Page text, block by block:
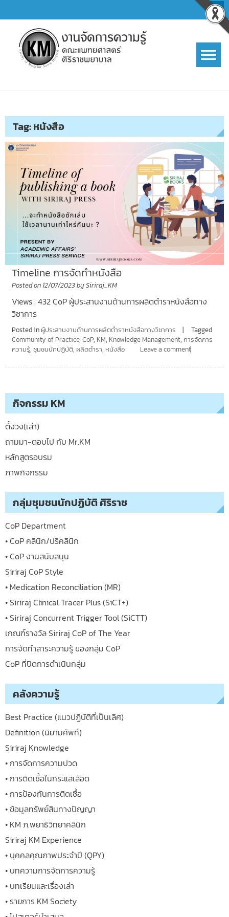
to
content
Tag:หนังสือ
Timeline การจัดทำหนังสือ
Posted on 12/07/2023by Siriraj_KM
Views : 432 CoP ผู้ประสานงานด้านการผลิตตำราหนังสือทาง
วิชาการ
Posted in ผู้ประสานงานด้านการผลิตตำราหนังสือทางวิชาการ
Tagged
Community of Practice, CoP, KM, Knowledge Management, การจัดการ
ความรู้, ชุมชนนักปฏิบัติ, ผลิตตำรา, หนังสือ Leave a comment
กิจกรรม KM
ตั้งวง(เล่า)
ถามมา-ตอบไป กับ Mr.KM
หลักสูตรอบรม
ภาพกิจกรรม
กลุ่มชุมชนนักปฏิบัติ ศิริราช
CoP Department
• CoP คลินิก/ปริคลินิก
• CoP งานสนับสนุน
Siriraj CoP Style
• Medication Reconciliation (MR)
• Siriraj Clinical Tracer Plus (SiCT+)
• Siriraj Concurrent Trigger Tool (SiCTT)
เกณฑ์รางวัล Siriraj CoP of The Year
การจัดทำสาระความรู้ ของกลุ่ม CoP
CoP ที่ปิดการดำเนินกลุ่ม
คลังความรู้
Best Practice (แนวปฏิบัติที่เป็นเลิศ)
Definition (นิยามศัพท์)
Siriraj Knowledge
• การจัดการความปวด
• การติดเชื้อในกระแสเลือด
• การป้องกันการติดเชื้อ
• ข้อมูลทรัพย์สินทางปัญญา
• KM ภ.พยาธิวิทยาคลินิก
Siriraj KM Experience
• บุคคลคุณภาพประจำปี (QPY)
• บทความการจัดการความรู้
• บทเรียนและเรื่องเล่า
• รายการ KM Society